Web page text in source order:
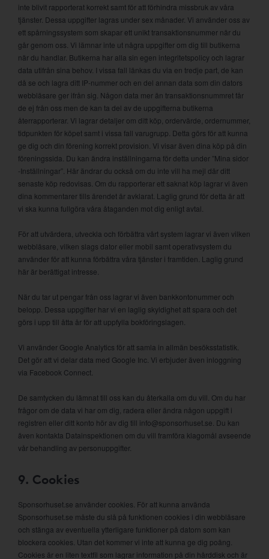
inte blivit rapporterat korrekt samt för att förhindra missbruk av våra
tjänster. Dessa uppgifter lagras under sex månader. Vi använder oss av
ett spårningssystem som skapar ett unikt transaktionsnummer när du
går genom oss. Vi lämnar inte ut några uppgifter om dig till butikerna
när du handlar. Butikerna har alla sin egen integritetspolicy och lagrar
data utifrån sina behov. I vissa fall länkas du via en tredje part, de kan
då se och lagra ditt IP-nummer och en del annan data som din dators
webbläsare ger ifrån sig. Någon data mer än transaktionsnummret får
de ej från oss men de kan ta del av de uppgifterna butikerna
återrapporterar. Vi lagrar detaljer om ditt köp, ordervärde, ordernummer,
tidpunkten för köpet samt i vissa fall varugrupp. Detta görs för att kunna
ge dig och din förening korrekt provision. Vi visar även dina köp på din
föreningssida. Du kan ändra inställningarna för detta under ”Mina sidor
-Inställningar”. Här ändrar du också om du inte vill ha mejl där ditt
senaste köp redovisas. Om du rapporterar ett saknat köp lagrar vi även
dina kommentarer tills ärendet är avklarat. Laglig grund för detta är att
vi ska kunna fullgöra våra åtaganden mot dig enligt avtal.
För att utvärdera, utveckla och förbättra vårt system lagrar vi även vilken
webbläsare, vilken slags dator eller mobil samt operativsystem du
använder för att kunna förbättra våra tjänster i framtiden. Laglig grund
här är berättigat intresse.
När du tar ut pengar från oss lagrar vi även bankkontonummer och
belopp. Dessa uppgifter har vi en laglig skyldighet att spara och det
görs i upp till åtta år för att uppfylla bokföringslagen.
Vi använder Google Analytics för att samla in allmän besöksstatistik.
Det gör att vi delar data med Google Inc. Vi erbjuder även inloggning
via Facebook Connect.
De samtycken du lämnat till oss kan du återkalla om du vill. Om du har
frågor om de data vi har om dig, radera eller ändra någon uppgift i
registren eller ditt konto hör av dig till info@sponsorhuset.se. Du kan
även kontakta Datainspektionen om du vill framföra klagomål avseende
vår behandling av personuppgifter.
9. Cookies
Sponsorhuset.se använder cookies. För att kunna använda
Sponsorhuset.se måste du slå på funktionen cookies i din webbläsare
och stänga av eventuella ytterligare funktioner på datorn som kan
blockera cookies. Utan det kommer vi inte att kunna ge dig poäng.
Cookies är en liten textfil som lagrar information på din hårddisk och är